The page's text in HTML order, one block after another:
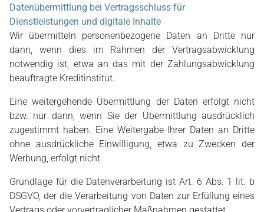
Datenübermittlung bei Vertragsschluss für
Dienstleistungen und digitale Inhalte
Wir übermitteln personenbezogene Daten an Dritte nur
dann, wenn dies im Rahmen der Vertragsabwicklung
notwendig ist, etwa an das mit der Zahlungsabwicklung
beauftragte Kreditinstitut.
Eine weitergehende Übermittlung der Daten erfolgt nicht
bzw. nur dann, wenn Sie der Übermittlung ausdrücklich
zugestimmt haben. Eine Weitergabe Ihrer Daten an Dritte
ohne ausdrückliche Einwilligung, etwa zu Zwecken der
Werbung, erfolgt nicht.
Grundlage für die Datenverarbeitung ist Art. 6 Abs. 1 lit. b
DSGVO, der die Verarbeitung von Daten zur Erfüllung eines